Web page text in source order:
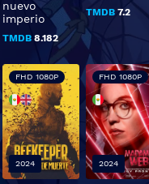
nuevo
imperio
TMDB 8.182
TMDB7.2
FHD 1080P
2024
FHD 1080P
2024